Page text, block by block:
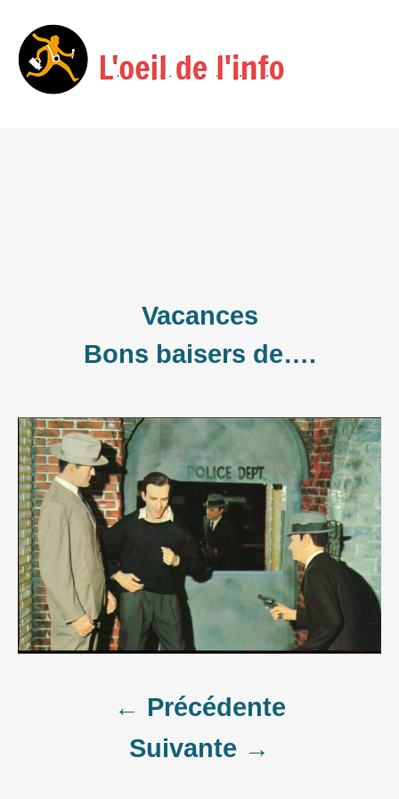
Skip
to
Vacances
Bons baisers de….
navigation
← Précédente
Suivante →